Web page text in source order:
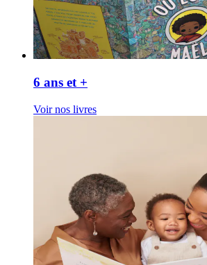
6 ans et +
Voir nos livres